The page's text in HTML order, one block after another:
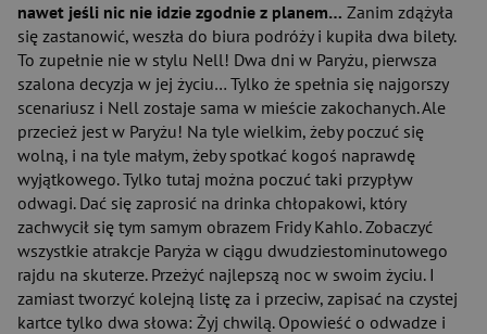
nawet jeśli nic nie idzie zgodnie z planem… Zanim zdążyła
się zastanowić, weszła do biura podróży i kupiła dwa bilety.
To zupełnie nie w stylu Nell! Dwa dni w Paryżu, pierwsza
szalona decyzja w jej życiu… Tylko że spełnia się najgorszy
scenariusz i Nell zostaje sama w mieście zakochanych. Ale
przecież jest w Paryżu! Na tyle wielkim, żeby poczuć się
wolną, i na tyle małym, żeby spotkać kogoś naprawdę
wyjątkowego. Tylko tutaj można poczuć taki przypływ
odwagi. Dać się zaprosić na drinka chłopakowi, który
zachwycił się tym samym obrazem Fridy Kahlo. Zobaczyć
wszystkie atrakcje Paryża w ciągu dwudziestominutowego
rajdu na skuterze. Przeżyć najlepszą noc w swoim życiu. I
zamiast tworzyć kolejną listę za i przeciw, zapisać na czystej
kartce tylko dwa słowa: Żyj chwilą. Opowieść o odwadze i